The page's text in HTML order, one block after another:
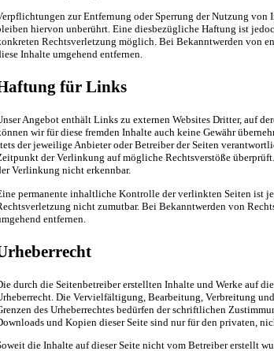
zur Entfernung oder Sperrung der Nutzung von
hiervon unberührt. Eine diesbezügliche Haftung ist
Rechtsverletzung möglich. Bei Bekanntwerden von
Inhalte umgehend entfernen.
für Links
Angebot enthält Links zu externen Websites Dritter, auf
wir für diese fremden Inhalte auch keine Gewähr
der jeweilige Anbieter oder Betreiber der Seiten
der Verlinkung auf mögliche Rechtsverstöße
Verlinkung nicht erkennbar.
permanente inhaltliche Kontrolle der verlinkten Seiten ist
nicht zumutbar. Bei Bekanntwerden von
entfernen.
durch die Seitenbetreiber erstellten Inhalte und Werke auf
Die Vervielfältigung, Bearbeitung, Verbreitung
des Urheberrechtes bedürfen der schriftlichen
und Kopien dieser Seite sind nur für den privaten,
die Inhalte auf dieser Seite nicht vom Betreiber erstellt